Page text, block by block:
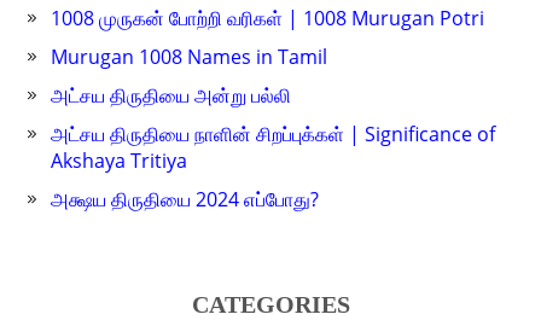
1008 முருகன் போற்றி வரிகள் | 1008 Murugan Potri
Murugan 1008 Names in Tamil
அட்சய திருதியை அன்று பல்லி
அட்சய திருதியை நாளின் சிறப்புக்கள் | Significance of
Akshaya Tritiya
அக்ஷய திருதியை 2024 எப்போது?
CATEGORIES